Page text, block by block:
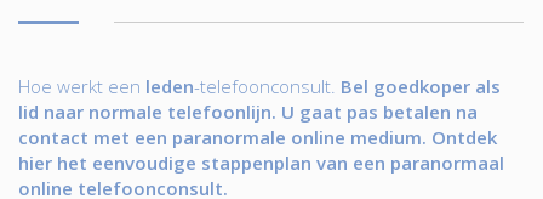
Hoe werkt een leden-telefoonconsult. Bel goedkoper als
lid naar normale telefoonlijn. U gaat pas betalen na
contact met een paranormale online medium. Ontdek
hier het eenvoudige stappenplan van een paranormaal
online telefoonconsult.